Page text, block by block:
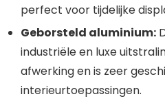
perfect voor tijdelijke
Geborsteld aluminium:
industriële en luxe
afwerking en is zeer
interieurtoepassingen.